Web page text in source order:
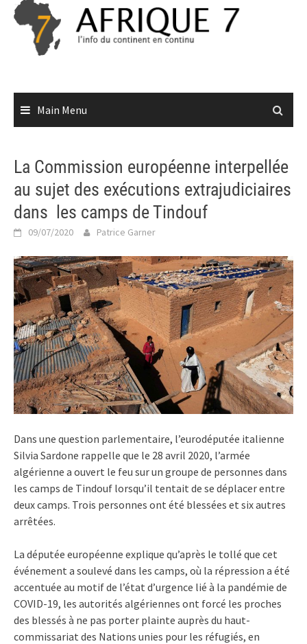
Skip
content
Main Menu
La Commission européenne interpellée
au sujet des exécutions extrajudiciaires
dans les camps de Tindouf
09/07/2020 Patrice Garner
Dans une question parlementaire, l’eurodéputée italienne
Silvia Sardone rappelle que le 28 avril 2020, l’armée
algérienne a ouvert le feu sur un groupe de personnes dans
les camps de Tindouf lorsqu’il tentait de se déplacer entre
deux camps. Trois personnes ont été blessées et six autres
arrêtées.
La députée européenne explique qu’après le tollé que cet
événement a soulevé dans les camps, où la répression a été
accentuée au motif de l’état d’urgence lié à la pandémie de
COVID-19, les autorités algériennes ont forcé les proches
des blessés à ne pas porter plainte auprès du haut-
commissariat des Nations unies pour les réfugiés, en